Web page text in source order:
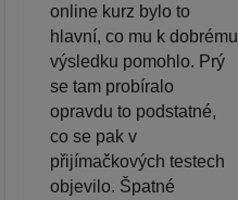
online kurz bylo to
hlavní, co mu k dobrému
výsledku pomohlo. Prý
se tam probíralo
opravdu to podstatné,
co se pak v
přijímačkových testech
objevilo. Špatné